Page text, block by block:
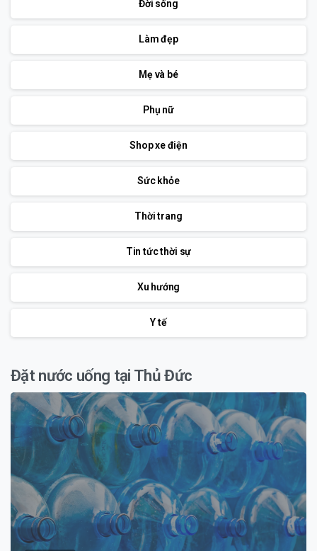
Đời sống
Làm đẹp
Mẹ và bé
Phụ nữ
Shop xe điện
Sức khỏe
Thời trang
Tin tức thời sự
Xu hướng
Y tế
Đặt nước uống tại Thủ Đức